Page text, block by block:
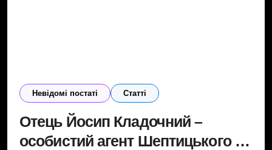
Невідомі постаті Статті
Отець Йосип Кладочний –
особистий агент Шептицького і